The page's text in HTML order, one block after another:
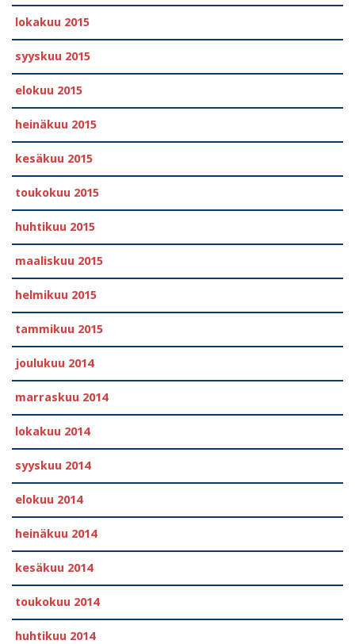
lokakuu 2015
syyskuu 2015
elokuu 2015
heinäkuu 2015
kesäkuu 2015
toukokuu 2015
huhtikuu 2015
maaliskuu 2015
helmikuu 2015
tammikuu 2015
joulukuu 2014
marraskuu 2014
lokakuu 2014
syyskuu 2014
elokuu 2014
heinäkuu 2014
kesäkuu 2014
toukokuu 2014
huhtikuu 2014